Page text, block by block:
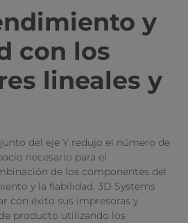
y
con los
lineales y
del eje Y redujo el número de
necesario para el
de los componentes del
y la fiabilidad. 3D Systems
con éxito sus impresoras y
producto utilizando los